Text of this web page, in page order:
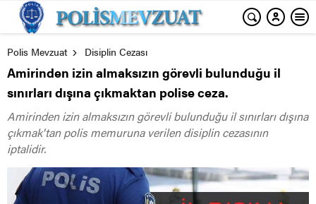
Polis Mevzuat Disiplin Cezası
Amirinden izin almaksızın görevli bulunduğu il
sınırları dışına çıkmaktan polise ceza.
Amirinden izin almaksızın görevli bulunduğu il sınırları dışına
çıkmak'tan polis memuruna verilen disiplin cezasının
iptalidir.